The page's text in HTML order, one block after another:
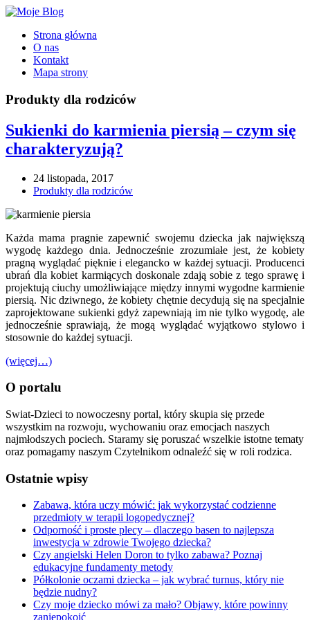
Strona główna
O nas
Kontakt
Mapa strony
Produkty dla rodziców
Sukienki do karmienia piersią – czym się
charakteryzują?
24 listopada, 2017
Produkty dla rodziców
Każda mama pragnie zapewnić swojemu dziecka jak największą
wygodę każdego dnia. Jednocześnie zrozumiałe jest, że kobiety
pragną wyglądać pięknie i elegancko w każdej sytuacji. Producenci
ubrań dla kobiet karmiących doskonale zdają sobie z tego sprawę i
projektują ciuchy umożliwiające między innymi wygodne karmienie
piersią. Nic dziwnego, że kobiety chętnie decydują się na specjalnie
zaprojektowane sukienki gdyż zapewniają im nie tylko wygodę, ale
jednocześnie sprawiają, że mogą wyglądać wyjątkowo stylowo i
stosownie do każdej sytuacji.
(więcej…)
O portalu
Swiat-Dzieci to nowoczesny portal, który skupia się przede
wszystkim na rozwoju, wychowaniu oraz emocjach naszych
najmłodszych pociech. Staramy się poruszać wszelkie istotne tematy
oraz pomagamy naszym Czytelnikom odnaleźć się w roli rodzica.
Ostatnie wpisy
Zabawa, która uczy mówić: jak wykorzystać codzienne
przedmioty w terapii logopedycznej?
Odporność i proste plecy – dlaczego basen to najlepsza
inwestycja w zdrowie Twojego dziecka?
Czy angielski Helen Doron to tylko zabawa? Poznaj
edukacyjne fundamenty metody
Półkolonie oczami dziecka – jak wybrać turnus, który nie
będzie nudny?
Czy moje dziecko mówi za mało? Objawy, które powinny
zaniepokoić